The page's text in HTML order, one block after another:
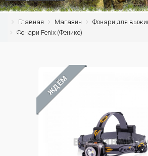
Главная Магазин
Фонари для
Фонари Fenix (Феникс)
ЖДЁМ